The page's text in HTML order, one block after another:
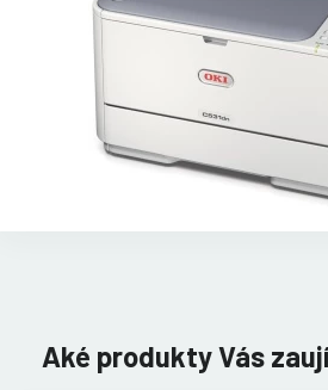
Aké produkty Vás